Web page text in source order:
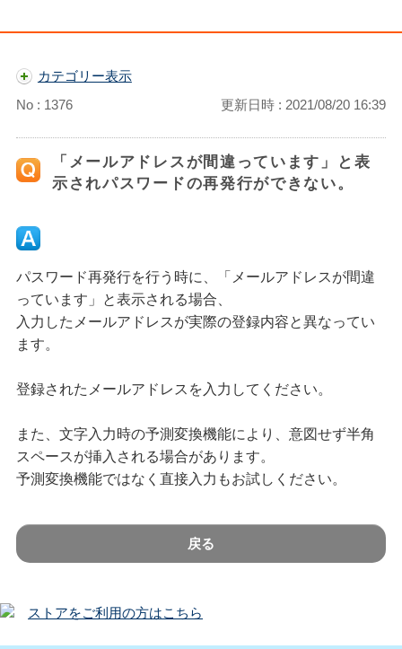
カテゴリー表示
No : 1376
更新日時 : 2021/08/20 16:39
「メールアドレスが間違っています」と表
示されパスワードの再発行ができない。
パスワード再発行を行う時に、「メールアドレスが間違
っています」と表示される場合、
入力したメールアドレスが実際の登録内容と異なってい
ます。
登録されたメールアドレスを入力してください。
また、文字入力時の予測変換機能により、意図せず半角
スペースが挿入される場合があります。
予測変換機能ではなく直接入力もお試しください。
戻る
ストアをご利用の方はこちら